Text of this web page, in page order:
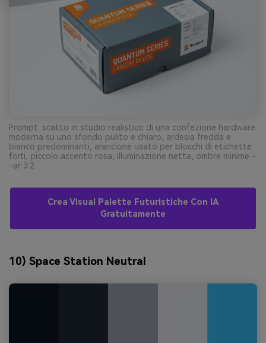
Prompt: scatto in studio realistico di una confezione hardware
moderna su uno sfondo pulito e chiaro, ardesia fredda e
bianco predominanti, arancione usato per blocchi di etichette
forti, piccolo accento rosa, illuminazione netta, ombre minime -
-ar 3:2
Crea Visual Palette Futuristiche Con IA
Gratuitamente
10) Space Station Neutral